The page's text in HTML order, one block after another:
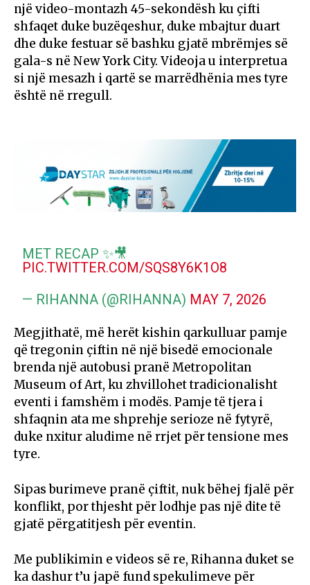
një video-montazh 45-sekondësh ku çifti
shfaqet duke buzëqeshur, duke mbajtur duart
dhe duke festuar së bashku gjatë mbrëmjes së
gala-s në New York City. Videoja u interpretua
si një mesazh i qartë se marrëdhënia mes tyre
është në rregull.
MET RECAP ✨🎥
PIC.TWITTER.COM/SQS8Y6K1O8
— RIHANNA (@RIHANNA) MAY 7, 2026
Megjithatë, më herët kishin qarkulluar pamje
që tregonin çiftin në një bisedë emocionale
brenda një autobusi pranë Metropolitan
Museum of Art, ku zhvillohet tradicionalisht
eventi i famshëm i modës. Pamje të tjera i
shfaqnin ata me shprehje serioze në fytyrë,
duke nxitur aludime në rrjet për tensione mes
tyre.
Sipas burimeve pranë çiftit, nuk bëhej fjalë për
konflikt, por thjesht për lodhje pas një dite të
gjatë përgatitjesh për eventin.
Me publikimin e videos së re, Rihanna duket se
ka dashur t’u japë fund spekulimeve për